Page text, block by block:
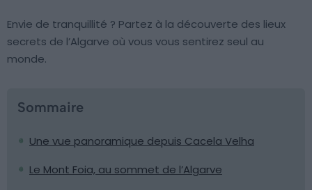
Envie de tranquillité ? Partez à la découverte des lieux
secrets de l’Algarve où vous vous sentirez seul au
monde.
Sommaire
Une vue panoramique depuis Cacela Velha
Le Mont Foia, au sommet de l’Algarve